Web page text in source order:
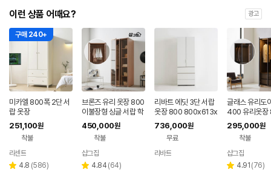
이런 상품 어때요? 광고
구매 240+
미카엘 800폭 2단 서
랍 옷장
251,100원
착불
리센트
별 4.8 리
(586)
브론즈 유리 옷장 800
이불장형 싱글 서랍 학
생 원룸 옷방 드레스룸
옷장 시스템장
450,000원
착불
샵그집
별 4.84 리
(64)
리바트 에딧 3단 서랍
옷장 800 800x613x
2200, 화이트+화이
트 손잡이
736,000원
무료
리바트
글래스 유리도
400 유리옷장
서랍 틈새 학생
방 드레스룸 시
295,000원
착불
샵그집
별 4.91 리
(76)